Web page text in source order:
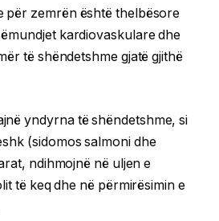
për zemrën është thelbësore
kardiovaskulare dhe
të shëndetshme gjatë gjithë
yndyrna të shëndetshme, si
(sidomos salmoni dhe
ndihmojnë në uljen e
të keq dhe në përmirësimin e